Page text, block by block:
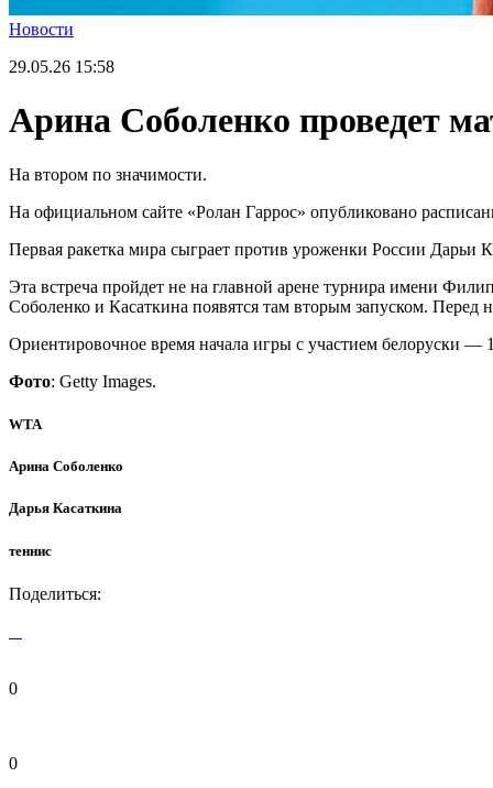
Новости
29.05.26 15:58
Арина Соболенко проведет
На втором по значимости.
На официальном сайте «Ролан Гаррос» опубликовано
Первая ракетка мира сыграет против уроженки России
Эта встреча пройдет не на главной арене турнира имени
Соболенко и Касаткина появятся там вторым запуском.
Ориентировочное время начала игры с участием белоруски —
Фото: Getty Images.
WTA
Арина Соболенко
Дарья Касаткина
теннис
Поделиться:
0
0